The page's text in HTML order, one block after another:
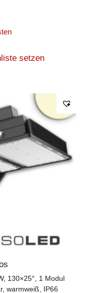
setzen
130×25°, 1 Modul
warmweiß, IP66